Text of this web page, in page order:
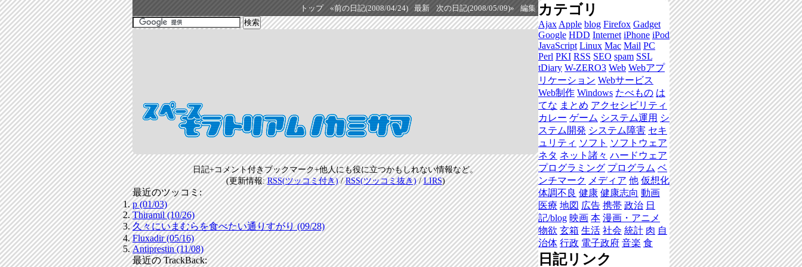
トップ «前の日記(2008/04/24) 最新 次の日記(2008/05/09)» 編集
日記+コメント付きブックマーク+他人にも役に立つかもしれない情報など。
(更新情報:RSS(ツッコミ付き)/RSS(ツッコミ抜き)/LIRS)
最近のツッコミ:
p (01/03)
Thiramil (10/26)
久々にいまむらを食べたい通りすがり (09/28)
Fluxadir (05/16)
Antiprestin (11/08)
最近の TrackBack:
カテゴリ
Ajax Apple blog Firefox Gadget
Google HDD Internet iPhone iPod
JavaScript Linux Mac Mail PC
Perl PKI RSS SEO spam SSL
tDiary W-ZERO3 Web Webアプ
リケーション Webサービス
Web制作 Windows たべもの は
てな まとめ アクセシビリティ
カレー ゲーム システム運用 シ
ステム開発 システム障害 セキ
ュリティ ソフト ソフトウェア
ネタ ネット諸々 ハードウェア
プログラミング プログラム ベ
ンチマーク メディア 他 仮想化
体調不良 健康 健康志向 動画
医療 地図 広告 携帯 政治 日
記/blog 映画 本 漫画・アニメ
物欲 玄箱 生活 社会 統計 肉 自
治体 行政 電子政府 音楽 食
日記リンク